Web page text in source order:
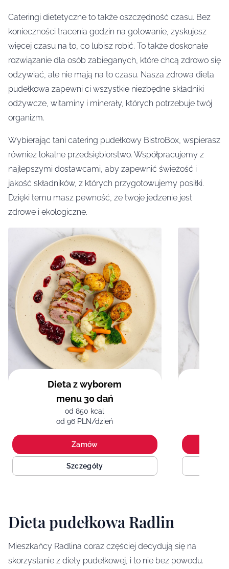
Cateringi dietetyczne to także oszczędność czasu. Bez
konieczności tracenia godzin na gotowanie, zyskujesz
więcej czasu na to, co lubisz robić. To także doskonałe
rozwiązanie dla osób zabieganych, które chcą zdrowo się
odżywiać, ale nie mają na to czasu. Nasza zdrowa dieta
pudełkowa zapewni ci wszystkie niezbędne składniki
odżywcze, witaminy i minerały, których potrzebuje twój
organizm.
Wybierając tani catering pudełkowy BistroBox, wspierasz
również lokalne przedsiębiorstwo. Współpracujemy z
najlepszymi dostawcami, aby zapewnić świeżość i
jakość składników, z których przygotowujemy posiłki.
Dzięki temu masz pewność, że twoje jedzenie jest
zdrowe i ekologiczne.
Dieta z wyborem
menu 30 dań
od 850 kcal
od 96 PLN/dzień
Zamów
Szczegóły
Dieta pudełkowa Radlin
Mieszkańcy Radlina coraz częściej decydują się na
skorzystanie z diety pudełkowej, i to nie bez powodu.